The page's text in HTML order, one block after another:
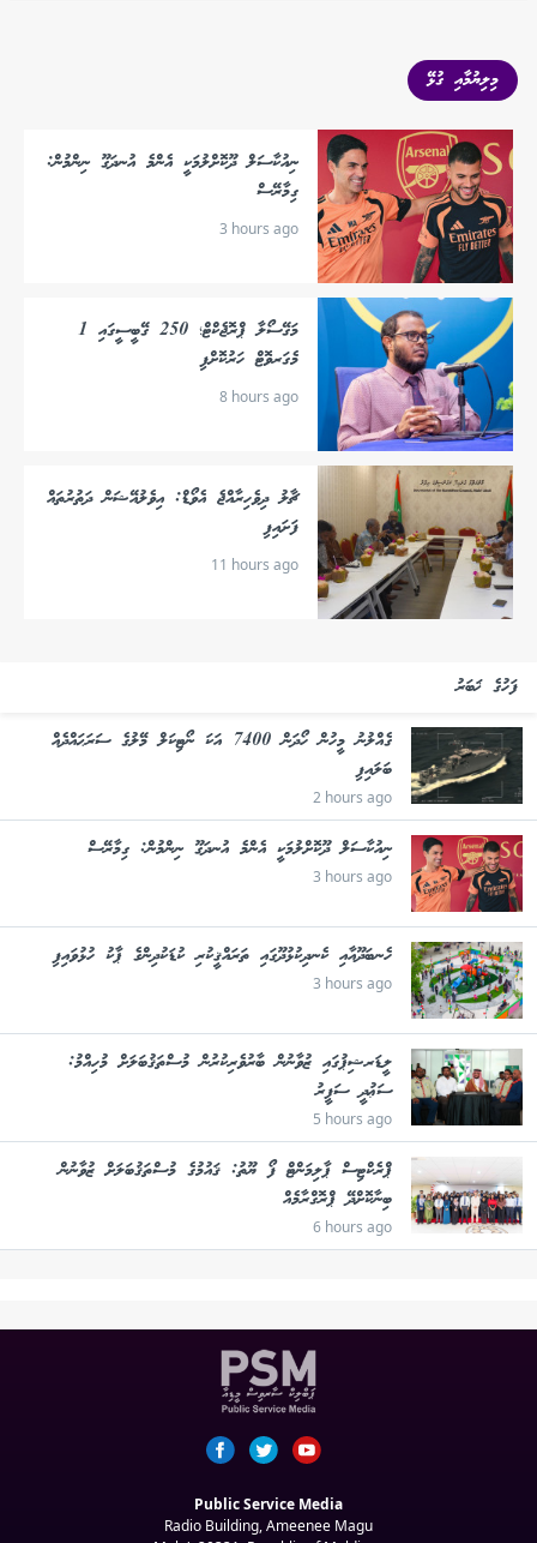
މިލިޔުމާއި ގުޅޭ
ނިއުކާސަލް ދޫކޮށްލުމަކީ އެންމެ އުނދަގޫ ނިންމުން:
ގިމާރޭސް
3 hours ago
މަގޭސޯލާ ޕްރޮޖެކްޓް؛ 250 ގޭބީސީގައި 1
މެގަރވޮޓް ހަރުކޮށްފި
8 hours ago
ޗާލު ދިވެހިރާއްޖެ އެވޯޑް: އިވެލުއޭޝަން ދަތުރުތައް
ފަށައިފި
11 hours ago
ފަހުގެ ޚަބަރު
ގެއްލުނު މީހުން ހޯދަން 7400 އަކަ ނޯޓިކަލް މޭލުގެ ސަރަޙައްދެއް
ބަލައިފި
2 hours ago
ނިއުކާސަލް ދޫކޮށްލުމަކީ އެންމެ އުނދަގޫ ނިންމުން: ގިމާރޭސް
3 hours ago
ހެނބަދޫއާއި ކެނދިކުޅުދޫގައި ތަރައްޤީކުރި ކުޑަކުދިންގެ ޕާކު ހުޅުވައިފި
3 hours ago
ލީޑަރޝިޕުގައި ޒުވާނުން ބާރުވެރިކުރުން މުސްތަޤުބަލަށް މުހިއްމު:
ސަޢުދީ ސަފީރު
5 hours ago
ޕްރެކްޓިސް ޕާލިމަންޓް ފޯ ޔޫތު: ޤައުމުގެ މުސްތަޤުބަލަށް ޒުވާނުން
ބިނާކޮށްދޭ ޕްރޮގްރާމެއް
6 hours ago
Public Service Media
Radio Building, Ameenee Magu